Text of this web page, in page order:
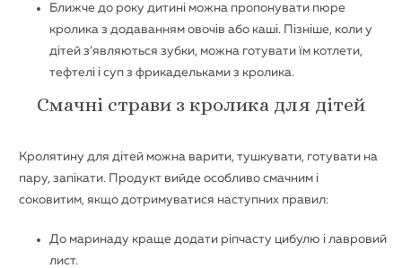
Ближче до року дитині можна пропонувати пюре
кролика з додаванням овочів або каші. Пізніше, коли у
дітей з’являються зубки, можна готувати їм котлети,
тефтелі і суп з фрикадельками з кролика.
Смачні страви з кролика для дітей
Кролятину для дітей можна варити, тушкувати, готувати на
пару, запікати. Продукт вийде особливо смачним і
соковитим, якщо дотримуватися наступних правил:
До маринаду краще додати ріпчасту цибулю і лавровий
лист.